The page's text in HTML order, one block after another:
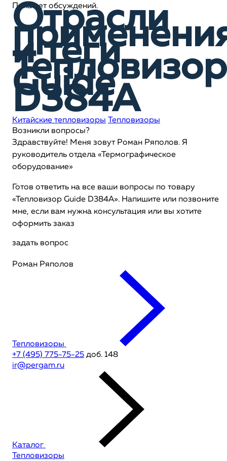
Пока нет обсуждений.
Отрасли
и теги
Тепловизор
Guide
D384A
Китайские тепловизоры
Тепловизоры
Возникли вопросы?
Здравствуйте! Меня зовут Роман Ряполов. Я
руководитель отдела «Термографическое
оборудование»
Готов ответить на все ваши вопросы по товару
«Тепловизор Guide D384A». Напишите или позвоните
мне, если вам нужна консультация или вы хотите
оформить заказ
задать вопрос
Роман Ряполов
Тепловизоры
+7 (495) 775-75-25 доб. 148
ir@pergam.ru
Каталог
Тепловизоры